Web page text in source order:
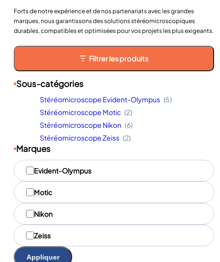
Forts de notre expérience et de nos partenariats avec les grandes
marques, nous garantissons dessolutions stéréomicroscopiques
durables, compatibles et optimisées pour vos projets les plus exigeants.
Filtrer les produits
Sous-catégories
Stéréomicroscope Evident-Olympus (5)
Stéréomicroscope Motic (2)
Stéréomicroscope Nikon (6)
Stéréomicroscope Zeiss (2)
Marques
M
a
q
u
e
s
Evident-Olympus
Motic
Nikon
Zeiss
Appliquer